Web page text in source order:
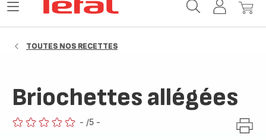
MonMon
Ouvrir
TOUTES NOS RECETTES
Briochettes allégées
- /5 -